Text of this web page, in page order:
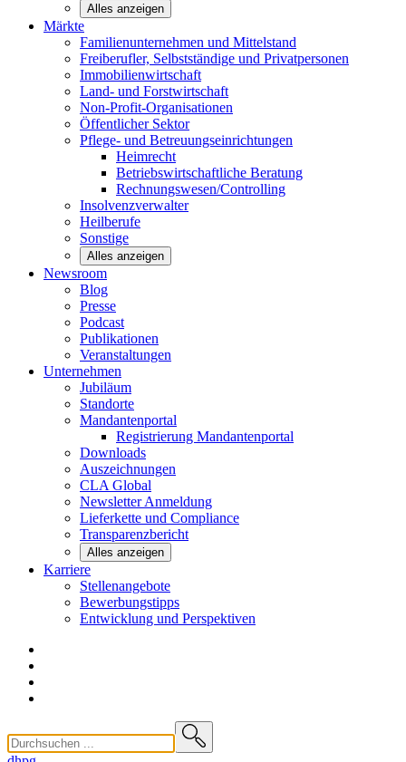
Alles anzeigen
Märkte
Familienunternehmen und Mittelstand
Freiberufler, Selbstständige und Privatpersonen
Immobilienwirtschaft
Land- und Forstwirtschaft
Non-Profit-Organisationen
Öffentlicher Sektor
Pflege- und Betreuungseinrichtungen
Heimrecht
Betriebswirtschaftliche Beratung
Rechnungswesen/Controlling
Insolvenzverwalter
Heilberufe
Sonstige
Alles anzeigen
Newsroom
Blog
Presse
Podcast
Publikationen
Veranstaltungen
Unternehmen
Jubiläum
Standorte
Mandantenportal
Registrierung Mandantenportal
Downloads
Auszeichnungen
CLAGlobal
NewsletterAnmeldung
Lieferkette und Compliance
Transparenzbericht
Alles anzeigen
Karriere
Stellenangebote
Bewerbungstipps
Entwicklung und Perspektiven